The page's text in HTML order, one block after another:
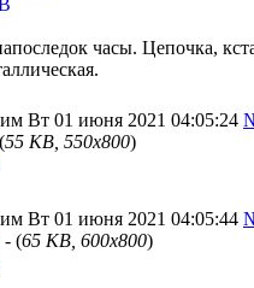
часы. Цепочка,
Вт 01 июня 2021 04:05:24
55 KB, 550x800)
Вт 01 июня 2021 04:05:44
- (65 KB, 600x800)